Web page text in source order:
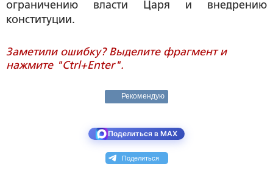
ограничению власти Царя и внедрению
конституции.
Заметили ошибку? Выделите фрагмент и
нажмите "Ctrl+Enter".
Рекомендую
Поделиться в MAX
Поделиться